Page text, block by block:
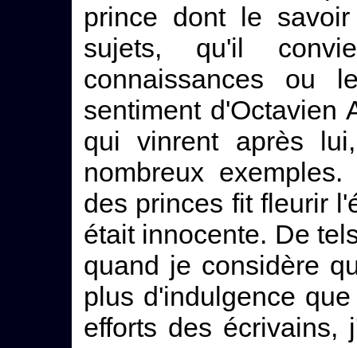
prince dont le
sujets, qu'il
connaissances ou
sentiment d'Octavien
qui vinrent après
nombreux
des princes fit fleurir
était innocente. De
quand je considère
plus d'indulgence
efforts des écrivains,